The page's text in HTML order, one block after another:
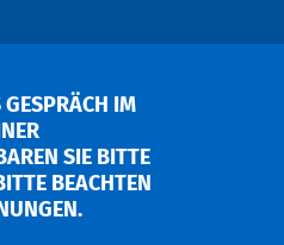
GESPRÄCH IM
SIE BITTE V
BEACHTEN S